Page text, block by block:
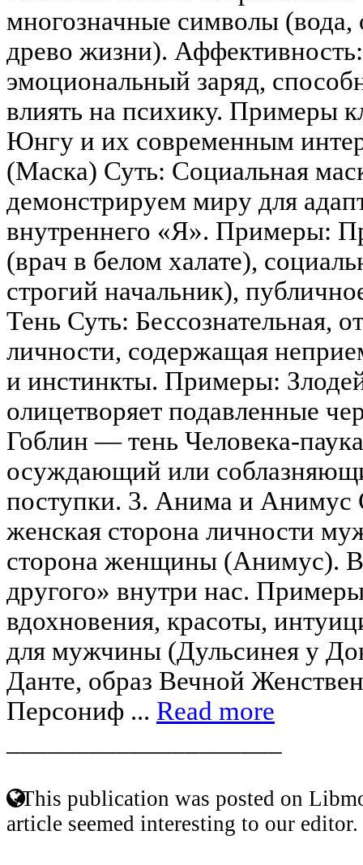
многозначные символы (вода,
древо жизни).
эмоциональный заряд,
влиять на психику. Примеры
Юнгу и их современным
(Маска) Суть: Социальная
демонстрируем миру для
внутреннего «Я». Примеры:
(врач в белом халате),
строгий начальник),
Тень Суть: Бессознательная,
личности, содержащая
и инстинкты. Примеры:
олицетворяет подавленные
Гоблин — тень Человека-
осуждающий или
поступки. 3. Анима и Анимус
женская сторона личности
сторона женщины (Анимус).
другого» внутри нас.
вдохновения, красоты,
для мужчины (Дульсинея у
Данте, образ Вечной
Персониф ... Read more
This publication was posted on
article seemed interesting to our editor.